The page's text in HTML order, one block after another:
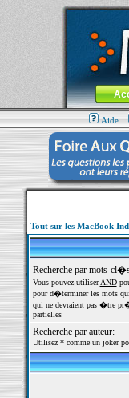
MacBook-fr.com :
Aller au contenu
Menu
Aide
Tout sur les MacBook
Recherche par mots-
Vous pouvez utiliserAND
pour d�terminer les mots
qui ne devraient pas �tre
partielles
Recherche par auteur:
Utilisez * comme un joker